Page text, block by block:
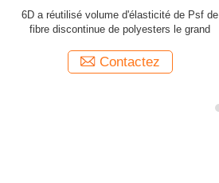
6D a réutilisé volume d'élasticité de Psf de
fibre discontinue de polyesters le grand
Contactez